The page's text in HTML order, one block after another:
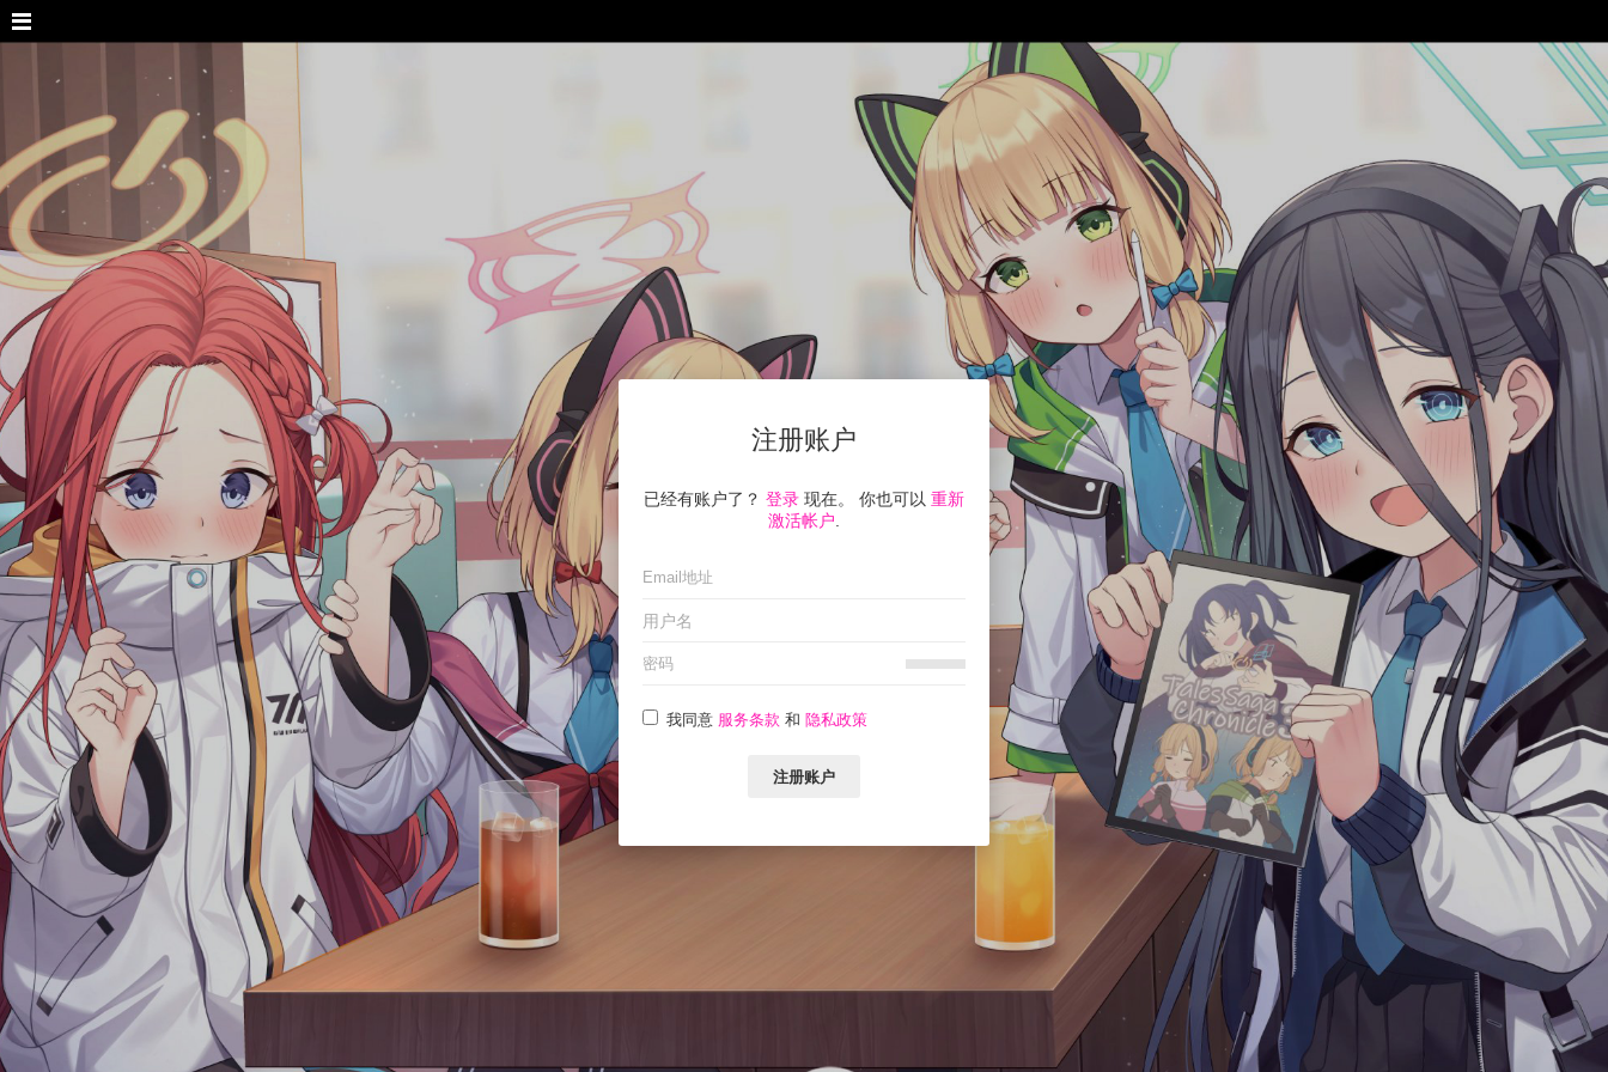
注册账户
已经有账户了？ 登录 现在。 你也可以 重新
激活帐户
我同意 服务条款 和 隐私政策
注册账户